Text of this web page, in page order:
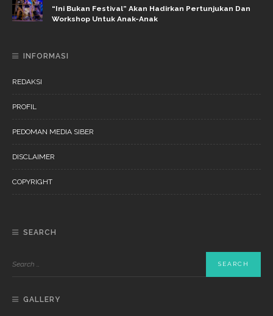
“Ini Bukan Festival” Akan Hadirkan Pertunjukan Dan
Workshop Untuk Anak-Anak
INFORMASI
REDAKSI
PROFIL
PEDOMAN MEDIA SIBER
DISCLAIMER
COPYRIGHT
SEARCH
GALLERY